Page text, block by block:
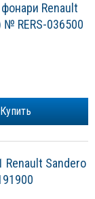
Renault
RERS-036500
Купить
Sandero